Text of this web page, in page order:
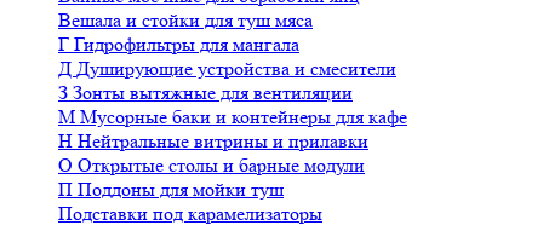
Вешала и стойки для туш мяса
Г Гидрофильтры для мангала
Д Душирующие устройства и смесители
З Зонты вытяжные для вентиляции
М Мусорные баки и контейнеры для кафе
Н Нейтральные витрины и прилавки
О Открытые столы и барные модули
П Поддоны для мойки туш
Подставки под карамелизаторы